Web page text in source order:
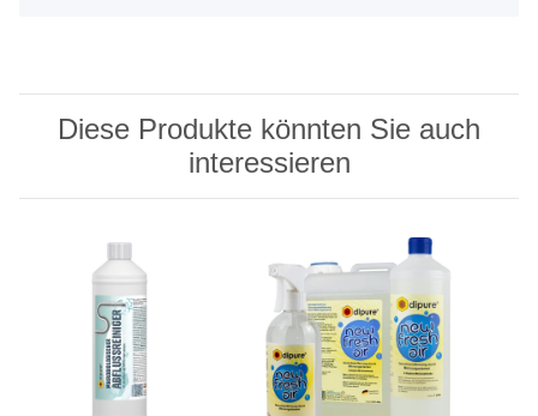
Diese Produkte könnten Sie auch
interessieren